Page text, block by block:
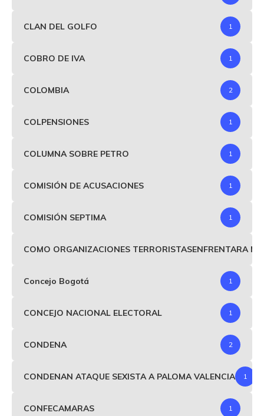
CLAN DEL GOLFO 1
COBRO DE IVA 1
COLOMBIA 2
COLPENSIONES 1
COLUMNA SOBRE PETRO 1
COMISIÓN DE ACUSACIONES 1
COMISIÓN SEPTIMA 1
COMO ORGANIZACIONES TERRORISTASENFRENTARA
Concejo Bogotá 1
CONCEJO NACIONAL ELECTORAL 1
CONDENA 2
CONDENAN ATAQUE SEXISTA A PALOMA VALENCIA 1
CONFECAMARAS 1